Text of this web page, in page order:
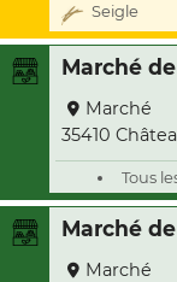
Seigle
Marché
Marché
35410
Tous
Marché
Marché